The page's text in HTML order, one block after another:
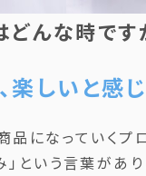
んな時です
楽しいと感
になっていくプ
という言葉があ